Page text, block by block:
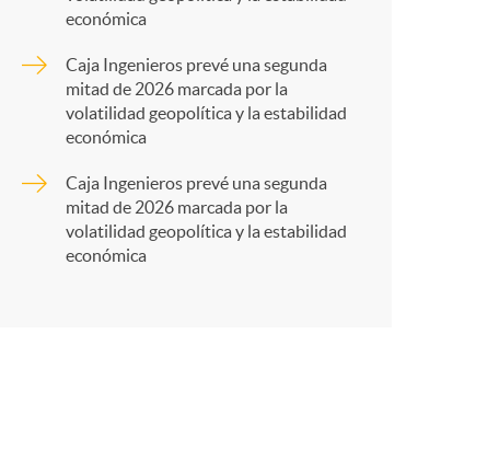
económica
Caja Ingenieros prevé una segunda
mitad de 2026 marcada por la
volatilidad geopolítica y la estabilidad
económica
Caja Ingenieros prevé una segunda
mitad de 2026 marcada por la
volatilidad geopolítica y la estabilidad
económica